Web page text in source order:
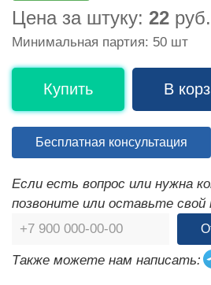
Цена за штуку: 22 руб.
Минимальная партия: 50 шт
Купить В
Бесплатная консультация
Если есть вопрос или нужна
позвоните или оставьте
Также можете нам написать: